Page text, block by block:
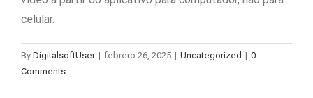
celular.
By DigitalsoftUser | febrero 26, 2025 | Uncategorized | 0
Comments